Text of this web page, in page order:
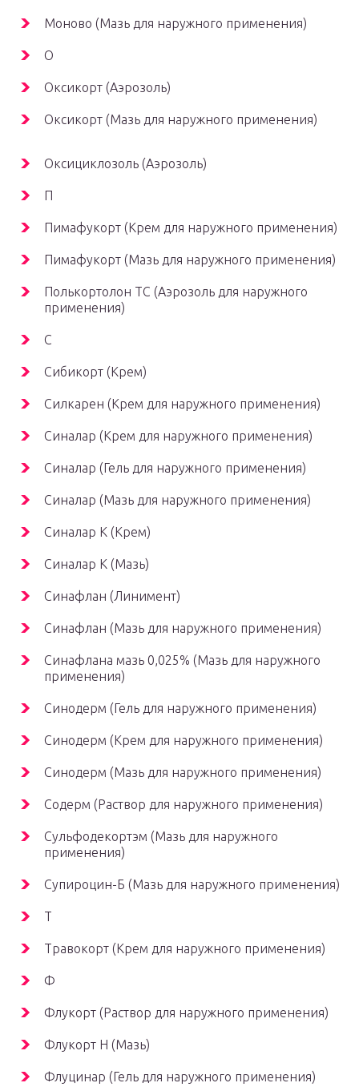
Моново (Мазь для наружного применения)
О
Оксикорт (Аэрозоль)
Оксикорт (Мазь для наружного применения)
Оксициклозоль (Аэрозоль)
П
Пимафукорт (Крем для наружного применения)
Пимафукорт (Мазь для наружного применения)
Полькортолон ТС (Аэрозоль для наружного
применения)
С
Сибикорт (Крем)
Силкарен (Крем для наружного применения)
Синалар (Крем для наружного применения)
Синалар (Гель для наружного применения)
Синалар (Мазь для наружного применения)
Синалар К (Крем)
Синалар К (Мазь)
Синафлан (Линимент)
Синафлан (Мазь для наружного применения)
Синафлана мазь 0,025% (Мазь для наружного
применения)
Синодерм (Гель для наружного применения)
Синодерм (Крем для наружного применения)
Синодерм (Мазь для наружного применения)
Содерм (Раствор для наружного применения)
Сульфодекортэм (Мазь для наружного
применения)
Супироцин-Б (Мазь для наружного применения)
Т
Травокорт (Крем для наружного применения)
Ф
Флукорт (Раствор для наружного применения)
Флукорт Н (Мазь)
Флуцинар (Гель для наружного применения)